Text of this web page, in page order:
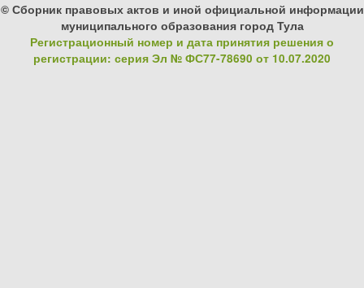
© Сборник правовых актов и иной официальной информации
муниципального образования город Тула
Регистрационный номер и дата принятия решения о
регистрации: серия Эл № ФС77-78690 от 10.07.2020